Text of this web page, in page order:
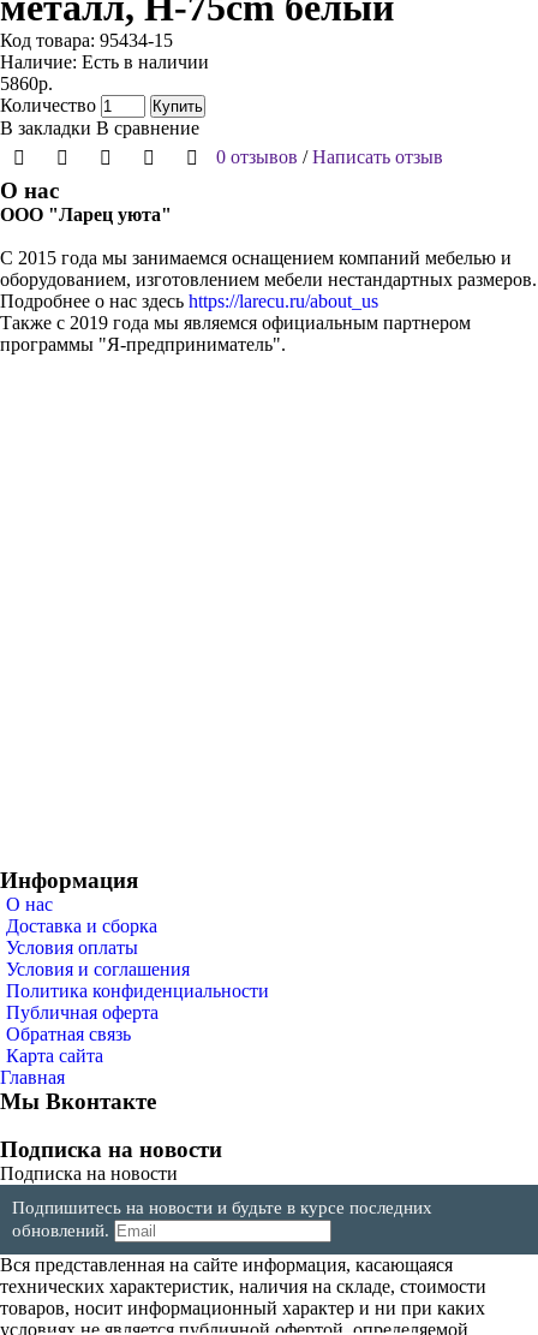
Код товара: 95434-15
Наличие: Есть в наличии
5860р.
Количество
Купить
В закладки В сравнение
0 отзывов /Написать отзыв
О нас
ООО "Ларец уюта"
С 2015 года мы занимаемся оснащением компаний мебелью и
оборудованием, изготовлением мебели нестандартных размеров.
Подробнее о нас здесь https://larecu.ru/about_us
Также с 2019 года мы являемся официальным партнером
программы "Я-предприниматель".
Информация
О нас
Доставка и сборка
Условия оплаты
Условия и соглашения
Политика конфиденциальности
Публичная оферта
Обратная связь
Карта сайта
Главная
Мы Вконтакте
Подписка на новости
Подписка на новости
Подпишитесь на новости и будьте в курсе последних
обновлений.
Вся представленная на сайте информация, касающаяся
технических характеристик, наличия на складе, стоимости
товаров, носит информационный характер и ни при каких
условиях не является публичной офертой, определяемой